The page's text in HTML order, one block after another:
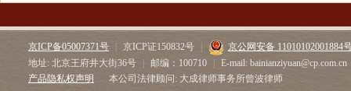
京ICP备05007371号 京ICP证150832号
京公网安备 11010102001884
地址: 北京王府井大街36号
邮编：100710
E-mail: bainianziyuan@cp.com.cn
产品隐私权声明
本公司法律顾问: 大成律师事务所曾波律师